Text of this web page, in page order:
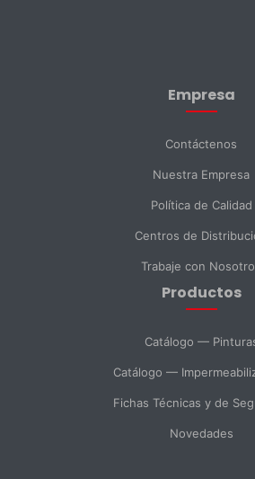
Empresa
Contáctenos
Nuestra Empresa
Política de Calidad
Centros de
Trabaje con
Productos
Catálogo —
Catálogo —
Fichas Técnicas y de
Novedades